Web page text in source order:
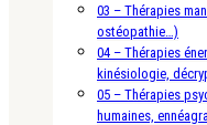
03 – Thérapies
ostéopathie…)
04 – Thérapies
kinésiologie,
05 – Thérapies
humaines,